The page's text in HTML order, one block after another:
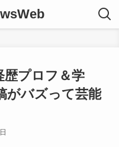
歴プロフ＆学
がバズって芸能